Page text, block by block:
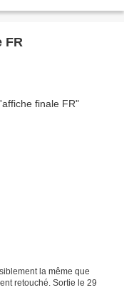
FR
la même que
retouché. Sortie le 29